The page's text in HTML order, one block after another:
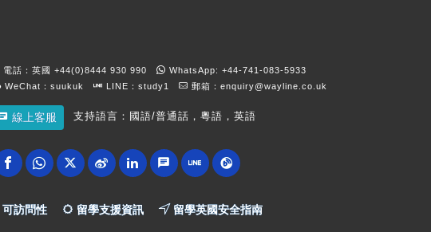
電話：英國 +44(0)8444 930 990
WhatsApp: +44-741-083-5933
WeChat：suukuk
LINE：study1 郵箱： enquiry@wayline.co.uk
線上客服 支持語言：國語/普通話，粵語，英語
可訪問性 留學支援資訊 留學英國安全指南